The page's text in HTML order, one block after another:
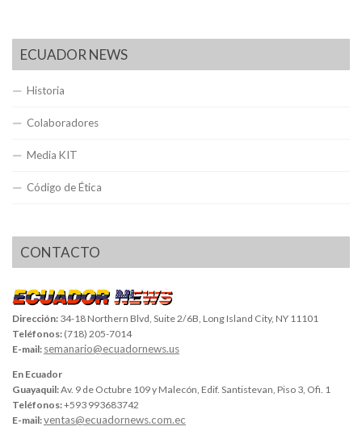
ECUADOR NEWS
Historia
Colaboradores
Media KIT
Código de Ética
CONTACTO
Dirección: 34-18 Northern Blvd, Suite 2/6B, Long Island City, NY 11101
Teléfonos: (718) 205-7014
E-mail: semanario@ecuadornews.us
En Ecuador
Guayaquil:Av. 9 de Octubre 109 y Malecón, Edif. Santistevan, Piso 3, Ofi. 1
Teléfonos:+593 993683742
E-mail:ventas@ecuadornews.com.ec